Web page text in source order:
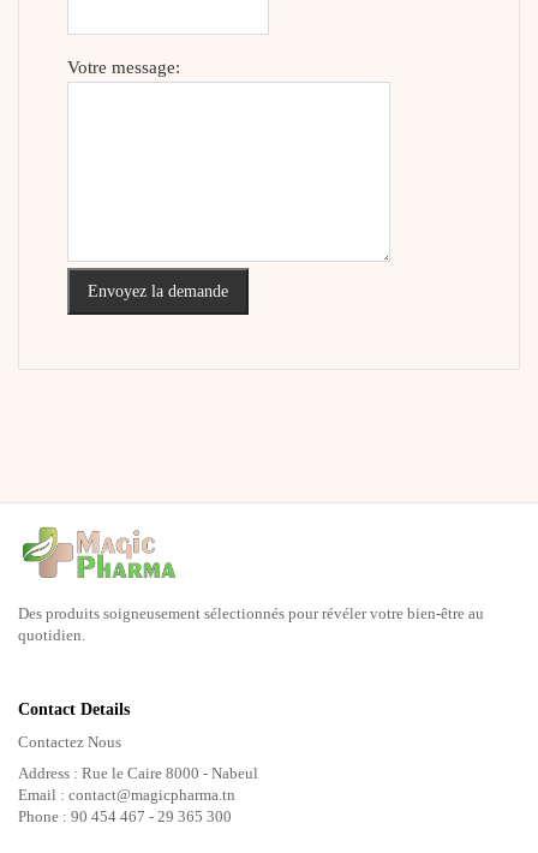
Votre message:
Envoyez la demande
Des produits soigneusement sélectionnés pour révéler votre bien-être au
quotidien.
Contact Details
Contactez Nous
Address : Rue le Caire 8000 - Nabeul
Email : contact@magicpharma.tn
Phone : 90 454 467 - 29 365 300